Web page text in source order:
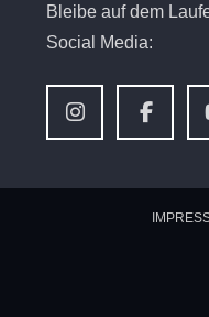
Bleibe auf dem
Social Media: